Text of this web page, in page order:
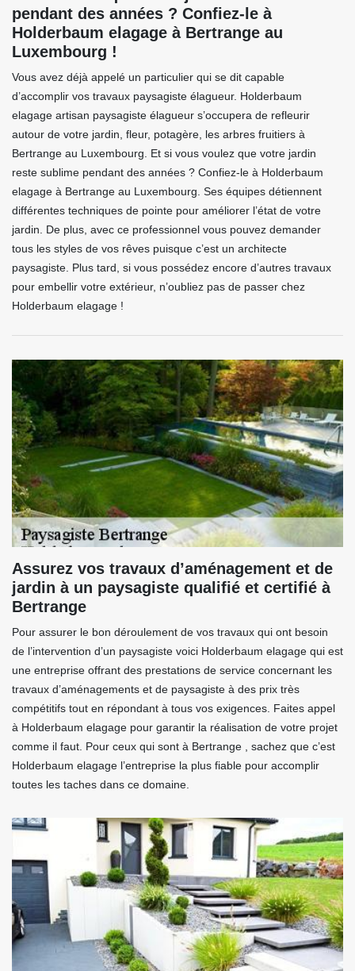
pendant des années ? Confiez-le à
Holderbaum elagage à Bertrange au
Luxembourg !
Vous avez déjà appelé un particulier qui se dit capable
d’accomplir vos travaux paysagiste élagueur. Holderbaum
elagage artisan paysagiste élagueur s’occupera de refleurir
autour de votre jardin, fleur, potagère, les arbres fruitiers à
Bertrange au Luxembourg. Et si vous voulez que votre jardin
reste sublime pendant des années ? Confiez-le à Holderbaum
elagage à Bertrange au Luxembourg. Ses équipes détiennent
différentes techniques de pointe pour améliorer l’état de votre
jardin. De plus, avec ce professionnel vous pouvez demander
tous les styles de vos rêves puisque c’est un architecte
paysagiste. Plus tard, si vous possédez encore d’autres travaux
pour embellir votre extérieur, n’oubliez pas de passer chez
Holderbaum elagage !
Assurez vos travaux d’aménagement et de
jardin à un paysagiste qualifié et certifié à
Bertrange
Pour assurer le bon déroulement de vos travaux qui ont besoin
de l’intervention d’un paysagiste voici Holderbaum elagage qui est
une entreprise offrant des prestations de service concernant les
travaux d’aménagements et de paysagiste à des prix très
compétitifs tout en répondant à tous vos exigences. Faites appel
à Holderbaum elagage pour garantir la réalisation de votre projet
comme il faut. Pour ceux qui sont à Bertrange , sachez que c’est
Holderbaum elagage l’entreprise la plus fiable pour accomplir
toutes les taches dans ce domaine.